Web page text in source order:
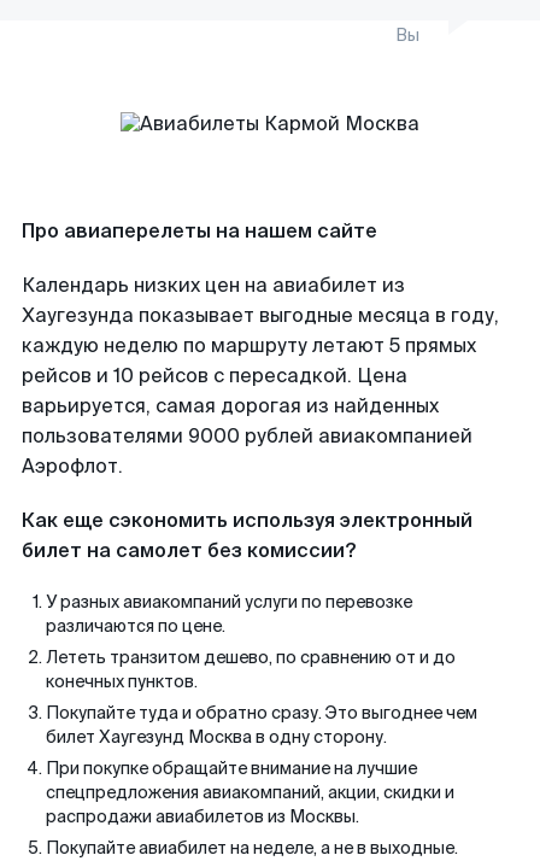
Вы
Про авиаперелеты на нашем сайте
Календарь низких цен на авиабилет из
Хаугезунда показывает выгодные месяца в году,
каждую неделю по маршруту летают 5 прямых
рейсов и 10 рейсов с пересадкой. Цена
варьируется, самая дорогая из найденных
пользователями 9000 рублей авиакомпанией
Аэрофлот.
Как еще сэкономить используя электронный
билет на самолет без комиссии?
У разных авиакомпаний услуги по перевозке
различаются по цене.
Лететь транзитом дешево, по сравнению от и до
конечных пунктов.
Покупайте туда и обратно сразу. Это выгоднее чем
билет Хаугезунд Москва в одну сторону.
При покупке обращайте внимание на лучшие
спецпредложения авиакомпаний, акции, скидки и
распродажи авиабилетов из Москвы.
Покупайте авиабилет на неделе, а не в выходные.